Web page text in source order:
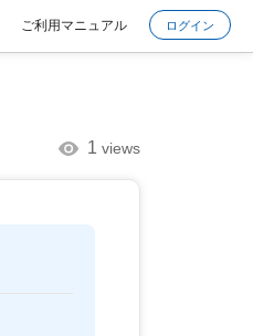
ご利用マニュアル ログイン
1 views